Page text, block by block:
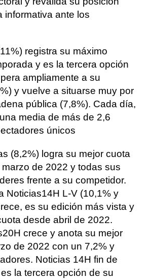
informativa ante los
registra su máximo
y es la tercera opción
ampliamente a su
y vuelve a situarse muy por
pública (7,8%). Cada día,
media de más de 2,6
únicos
(8,2%) logra su mejor cuota
de 2022 y todas sus
frente a su competidor.
Noticias14H L-V (10,1% y
es su edición más vista y
desde abril de 2022.
crece y anota su mejor
de 2022 con un 7,2% y
Noticias 14H fin de
la tercera opción de su